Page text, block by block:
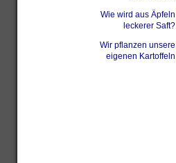
Wie wird aus Äpfeln
leckerer Saft?
Wir pflanzen unsere
eigenen Kartoffeln